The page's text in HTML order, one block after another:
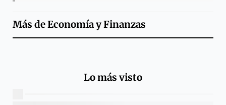
Más deEconomía y Finanzas
Lo más visto